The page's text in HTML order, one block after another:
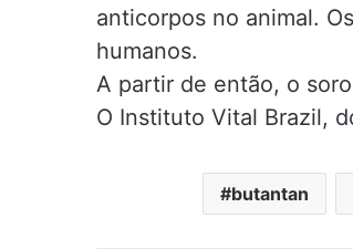
anticorpos no animal.
humanos.
A partir de então, o
O Instituto Vital Brazil,
butantan